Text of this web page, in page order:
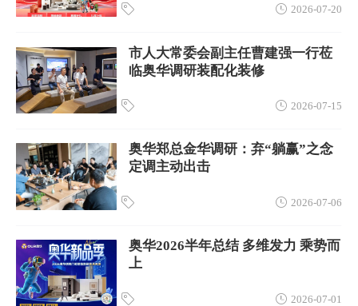
2026-07-20
市人大常委会副主任曹建强一行莅
临奥华调研装配化装修
2026-07-15
奥华郑总金华调研：弃“躺赢”之念
定调主动出击
2026-07-06
奥华2026半年总结 多维发力 乘势而
上
2026-07-01